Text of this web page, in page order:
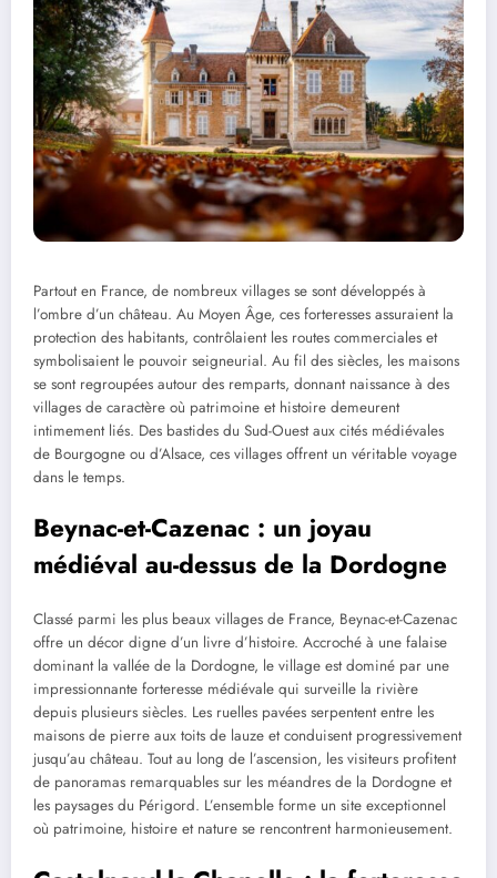
Partout en France, de nombreux villages se sont développés à
l’ombre d’un château. Au Moyen Âge, ces forteresses assuraient la
protection des habitants, contrôlaient les routes commerciales et
symbolisaient le pouvoir seigneurial. Au fil des siècles, les maisons
se sont regroupées autour des remparts, donnant naissance à des
villages de caractère où patrimoine et histoire demeurent
intimement liés. Des bastides du Sud-Ouest aux cités médiévales
de Bourgogne ou d’Alsace, ces villages offrent un véritable voyage
dans le temps.
Beynac-et-Cazenac : un joyau
médiéval au-dessus de la Dordogne
Classé parmi les plus beaux villages de France, Beynac-et-Cazenac
offre un décor digne d’un livre d’histoire. Accroché à une falaise
dominant la vallée de la Dordogne, le village est dominé par une
impressionnante forteresse médiévale qui surveille la rivière
depuis plusieurs siècles. Les ruelles pavées serpentent entre les
maisons de pierre aux toits de lauze et conduisent progressivement
jusqu’au château. Tout au long de l’ascension, les visiteurs profitent
de panoramas remarquables sur les méandres de la Dordogne et
les paysages du Périgord. L’ensemble forme un site exceptionnel
où patrimoine, histoire et nature se rencontrent harmonieusement.